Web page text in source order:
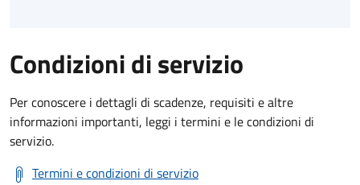
Condizioni di servizio
Per conoscere i dettagli di scadenze, requisiti e altre
informazioni importanti, leggi i termini e le condizioni di
servizio.
Termini e condizioni di servizio